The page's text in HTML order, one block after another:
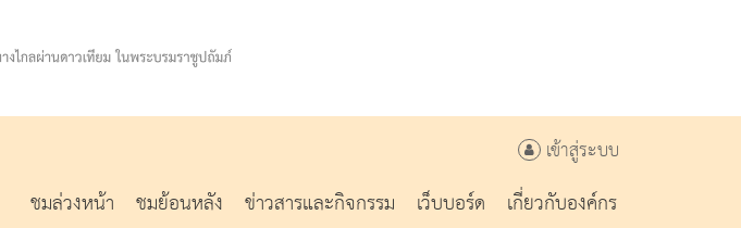
เข้าสู่ระบบ
ชมล่วงหน้า ชมย้อนหลัง ข่าวสารและกิจกรรม เว็บบอร์ด เกี่ยวกับองค์กร